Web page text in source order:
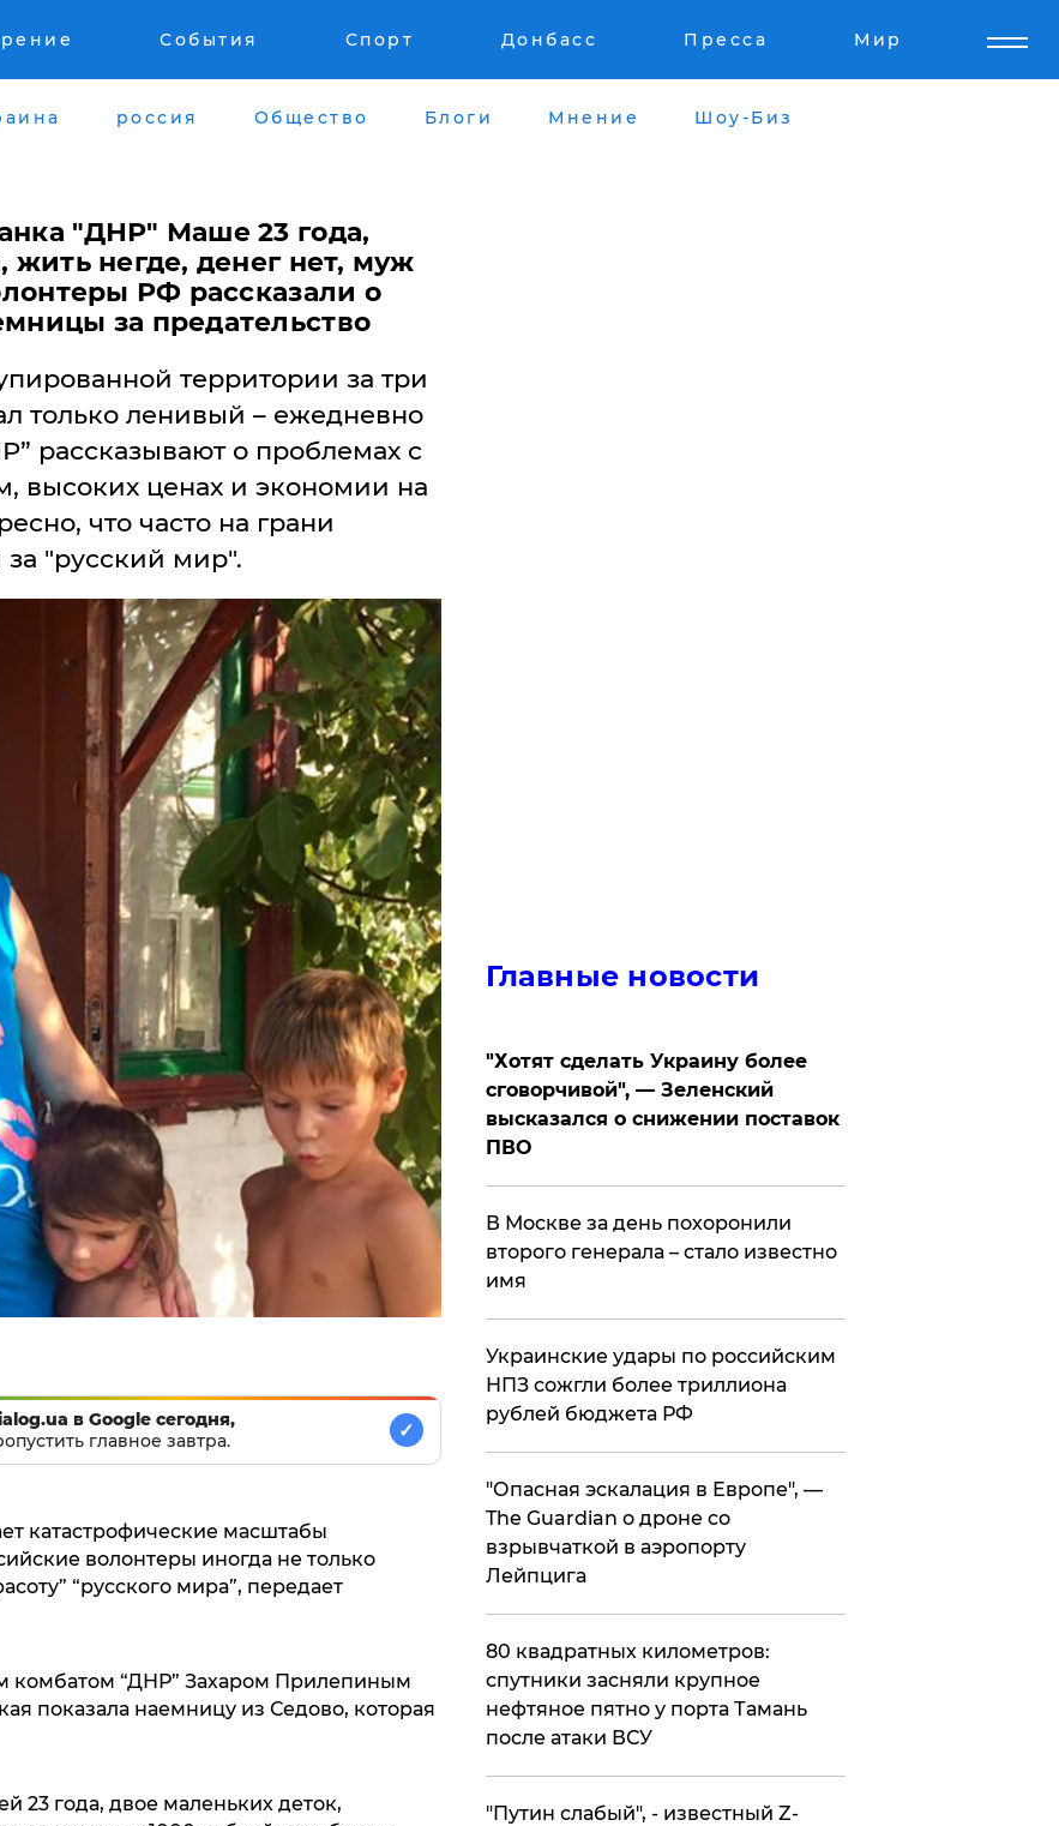
События Спорт Донбасс Пресса Мир
россия Общество Блоги Мнение Шоу-Биз
"ДНР" Маше 23 года,
жить негде, денег нет, муж
РФ рассказали о
за предательство
территории за три
только ленивый – ежедневно
рассказывают о проблемах с
высоких ценах и экономии на
что часто на грани
"русский мир".
в Google сегодня,
главное завтра.
✓
катастрофические масштабы
волонтеры иногда не только
“русского мира”, передает
комбатом “ДНР” Захаром Прилепиным
показала наемницу из Седово, которая
23 года, двое маленьких деток,
Главные новости
​"Хотят сделать Украину более
сговорчивой", — Зеленский
высказался о снижении поставок
ПВО
В Москве за день похоронили
второго генерала – стало известно
имя
Украинские удары по российским
НПЗ сожгли более триллиона
рублей бюджета РФ
"Опасная эскалация в Европе", —
The Guardian о дроне со
взрывчаткой в аэропорту
Лейпцига
80 квадратных километров:
спутники засняли крупное
нефтяное пятно у порта Тамань
после атаки ВСУ
​"Путин слабый", - известный Z-